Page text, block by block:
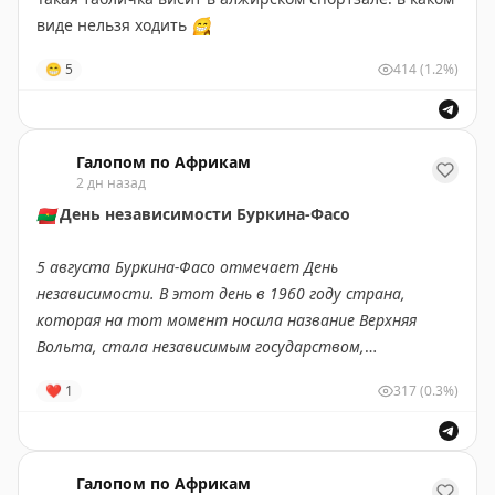
Кирилл опустился на 17-е место, Сергей — на 31-е, а
виде нельзя ходить 😁
😁 5 414(1.2%)
Галопом по Африкам
2 дн назад
🇧🇫 День независимости Буркина-Фасо
5 августа Буркина-Фасо отмечает День
независимости. В этот день в 1960 году страна,
которая на тот момент носила название Верхняя
Вольта, стала независимым государством,
господства.
Что вы могли не знать об этой
западноафриканской стране?
❤ 1 317(0.3%)
Галопом по Африкам